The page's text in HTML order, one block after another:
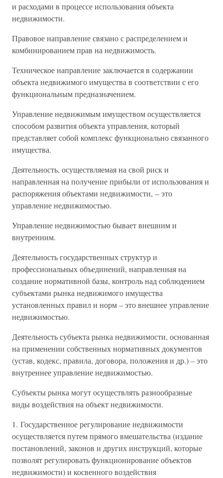
и расходами в процессе использования объекта
недвижимости.
Правовое направление связано с распределением и
комбинированием прав на недвижимость.
Техническое направление заключается в содержании
объекта недвижимого имущества в соответствии с его
функциональным предназначением.
Управление недвижимым имуществом осуществляется
способом развития объекта управления, который
представляет собой комплекс функционально связанного
имущества.
Деятельность, осуществляемая на свой риск и
направленная на получение прибыли от использования и
распоряжения объектами недвижимости, – это
управление недвижимостью.
Управление недвижимостью бывает внешним и
внутренним.
Деятельность государственных структур и
профессиональных объединений, направленная на
создание нормативной базы, контроль над соблюдением
субъектами рынка недвижимого имущества
установленных правил и норм – это внешнее управление
недвижимостью.
Деятельность субъекта рынка недвижимости, основанная
на применении собственных нормативных документов
(устав, кодекс, правила, договора, положения и др.) – это
внутреннее управление недвижимостью.
Субъекты рынка могут осуществлять разнообразные
виды воздействия на объект недвижимости.
1. Государственное регулирование недвижимости
осуществляется путем прямого вмешательства (издание
постановлений, законов и других инструкций, которые
позволят регулировать функционирование объектов
недвижимости) и косвенного воздействия